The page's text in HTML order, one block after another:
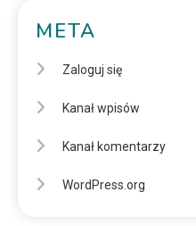
META
Zaloguj się
Kanał wpisów
Kanał komentarzy
WordPress.org